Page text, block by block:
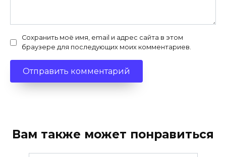
Сохранить моё имя, email и адрес сайта в этом
браузере для последующих моих комментариев.
Вам также может понравиться